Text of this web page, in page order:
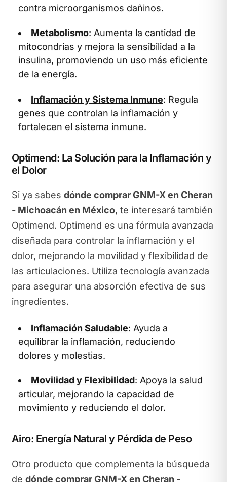
contra microorganismos dañinos.
Metabolismo: Aumenta la cantidad de
mitocondrias y mejora la sensibilidad a la
insulina, promoviendo un uso más eficiente
de la energía.
Inflamación y Sistema Inmune: Regula
genes que controlan la inflamación y
fortalecen el sistema inmune.
Optimend: La Solución para la Inflamación y
el Dolor
Si ya sabes dónde comprar GNM-X en Cheran
- Michoacán en México, te interesará también
Optimend. Optimend es una fórmula avanzada
diseñada para controlar la inflamación y el
dolor, mejorando la movilidad y flexibilidad de
las articulaciones. Utiliza tecnología avanzada
para asegurar una absorción efectiva de sus
ingredientes.
Inflamación Saludable: Ayuda a
equilibrar la inflamación, reduciendo
dolores y molestias.
Movilidad y Flexibilidad: Apoya la salud
articular, mejorando la capacidad de
movimiento y reduciendo el dolor.
Airo: Energía Natural y Pérdida de Peso
Otro producto que complementa la búsqueda
de dónde comprar GNM-X en Cheran -